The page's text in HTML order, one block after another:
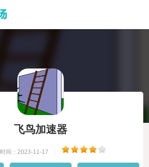
飞鸟加速器
时间：2023-11-17